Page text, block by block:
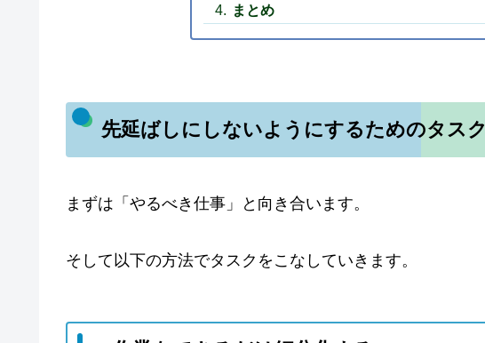
まとめ
先延ばしにしないようにするためのタスク
まずは「やるべき仕事」と向き合います。
そして以下の方法でタスクをこなしていきます。